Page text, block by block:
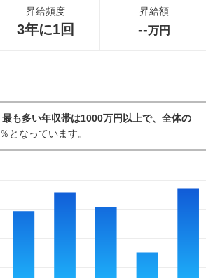
昇給頻度
3年に1回
昇給額
--万円
最も多い年収帯は1000万円以上で、全体の
となっています。